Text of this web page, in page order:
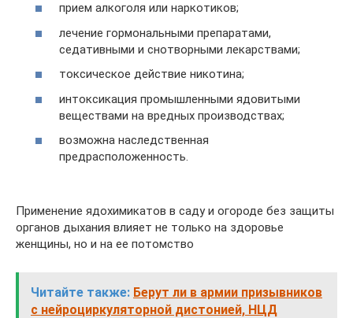
прием алкоголя или наркотиков;
лечение гормональными препаратами,
седативными и снотворными лекарствами;
токсическое действие никотина;
интоксикация промышленными ядовитыми
веществами на вредных производствах;
возможна наследственная
предрасположенность.
Применение ядохимикатов в саду и огороде без защиты
органов дыхания влияет не только на здоровье
женщины, но и на ее потомство
Читайте также: Берут ли в армии призывников
с нейроциркуляторной дистонией, НЦД